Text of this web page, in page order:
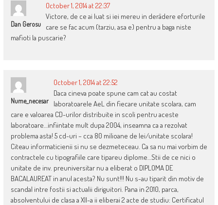
Dan Gerosu
October 1, 2014 at 22:37
Victore, de ce ai luat si iei mereu in derâdere eforturile
care se fac acum (tarziu, asa e) pentru a baga niste
mafioti la puscarie?
Nume_necesar
October 1, 2014 at 22:52
Daca cineva poate spune cam cat au costat
laboratoarele AeL din fiecare unitate scolara, cam
care e valoarea CD-urilor distribuite in scoli pentru aceste
laboratoare…infiintate mult dupa 2004, inseamna ca a rezolvat
problema asta! 5 cd-uri – cca 80 milioane de lei/unitate scolara!
Citeau informaticienii si nu se dezmeteceau. Ca sa nu mai vorbim de
contractele cu tipografiile care tipareu diplome…Stii de ce nici o
unitate de inv. preuniversitar nu a eliberat o DIPLOMA DE
BACALAUREAT in anul acesta? Nu sunt!!! Nu s-au tiparit din motiv de
scandal intre fostii si actualii diriguitori. Pana in 2010, parca,
absolventului de clasa a XII-a ii eliberai 2 acte de studiu: Certificatul